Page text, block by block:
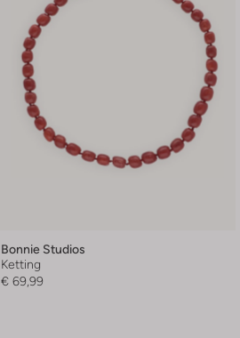
Bonnie Studios
Ketting
€ 69,99